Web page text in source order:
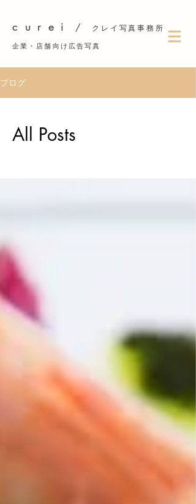
c u r e i / クレイ写真事務所
企業・店舗向け広告写真
ブログ
All Posts